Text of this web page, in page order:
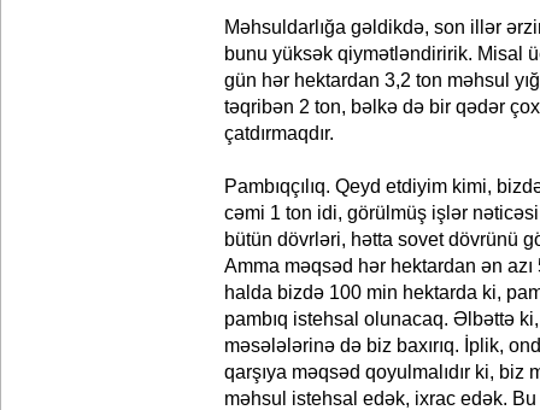
Məhsuldarlığa gəldikdə, son illər
bunu yüksək qiymətləndiririk. Misal
gün hər hektardan 3,2 ton məhsul
təqribən 2 ton, bəlkə də bir qədər
çatdırmaqdır.
Pambıqçılıq. Qeyd etdiyim kimi,
cəmi 1 ton idi, görülmüş işlər
bütün dövrləri, hətta sovet dövrünü
Amma məqsəd hər hektardan ən
halda bizdə 100 min hektarda ki,
pambıq istehsal olunacaq. Əlbəttə
məsələlərinə də biz baxırıq. İplik,
qarşıya məqsəd qoyulmalıdır ki, biz
məhsul istehsal edək, ixrac edək.